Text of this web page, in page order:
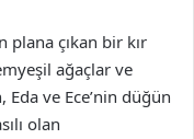
çıkan bir kır
ağaçlar ve
ve Ece’nin düğün
olan